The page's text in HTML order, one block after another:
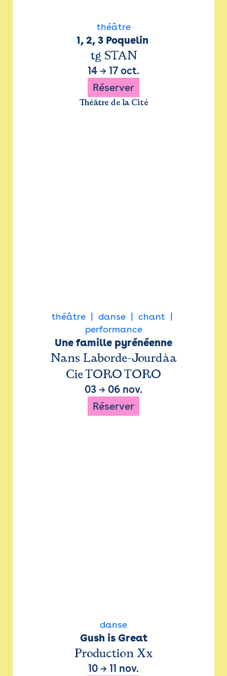
théâtre
1, 2, 3 Poquelin
tg STAN
14 → 17 oct.
Réserver
Théâtre de la Cité
théâtre danse
chant
performance
Une famille pyrénéenne
Nans Laborde-Jourdàa
Cie TORO TORO
03 → 06 nov.
Réserver
danse
Gush is Great
Production Xx
10 → 11 nov.